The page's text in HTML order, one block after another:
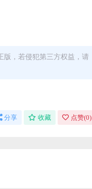
版，若侵犯第三方权益，请
分享 收藏 点赞(0)